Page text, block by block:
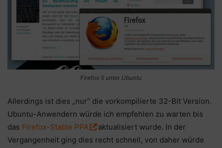
Firefox 5 unter Ubuntu
Allerdings ist dies „nur“ die vorkompilierte 32-Bit Version.
Ubuntu-Anwendern würde ich empfehlen zu warten bis
das Firefox-Stable PPA
aktualisiert wurde. In der
Vergangenheit ging dies recht schnell, von daher würde